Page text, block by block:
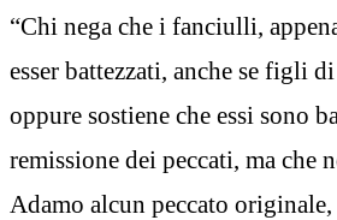
“Chi nega che i fanciulli,
esser battezzati, anche se figli
oppure sostiene che essi sono
remissione dei peccati, ma che
Adamo alcun peccato originale,